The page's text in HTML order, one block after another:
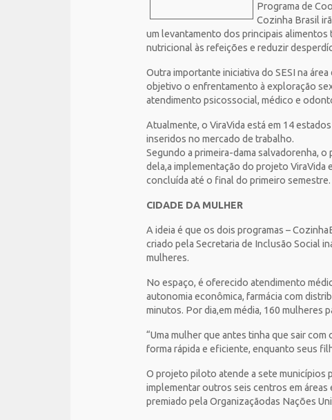
Programa de
Cozinha Brasil
um levantamento dos principais
nutricional às refeições e reduzir
Outra importante iniciativa do SESI na
objetivo o enfrentamento à exploração
atendimento psicossocial, médico e
Atualmente, o ViraVida está em 14
inseridos no mercado de trabalho.
Segundo a primeira-dama salvadorenha,
dela,a implementação do projeto ViraVida
concluída até o final do primeiro semestre.
CIDADE DA MULHER
A ideia é que os dois programas –
criado pela Secretaria de Inclusão Social
mulheres.
No espaço, é oferecido atendimento
autonomia econômica, farmácia com
minutos. Por dia,em média, 160 mulheres
“Uma mulher que antes tinha que sair
forma rápida e eficiente, enquanto seus
O projeto piloto atende a sete municípios
implementar outros seis centros em
premiado pela Organizaçãodas Nações